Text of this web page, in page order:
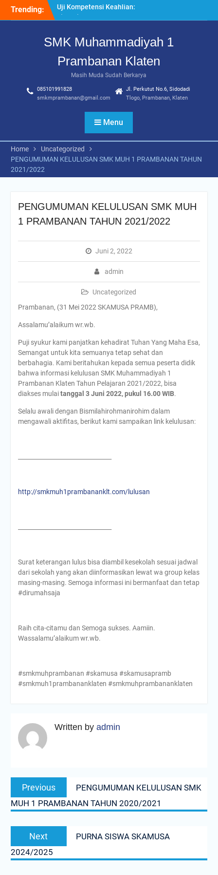
Trending:
Kompeten dan Siap Kerja
“Pesantren Ramadan”
Bermuhasabah dan
Perbaikan Diri
205 Murid Baru Ikuti Fortasi
Muhammadiyah 1
Prambanan Klaten Perkuat
Komitmen Sekolah Ramah
SMK Muhammadiyah 1
Prambanan Klaten
Masih Muda Sudah Berkarya
085101991828
smkmprambanan@gmail.com
Jl. Perkutut No.6, Sidodadi
Tlogo, Prambanan, Klaten
Menu
Home
Uncategorized
PENGUMUMAN KELULUSAN SMK MUH 1 PRAMBANAN TAHUN
2021/2022
PENGUMUMAN KELULUSAN SMK MUH
1 PRAMBANAN TAHUN 2021/2022
Juni 2, 2022
admin
Uncategorized
Prambanan, (31 Mei 2022 SKAMUSA PRAMB),
Assalamu’alaikum wr.wb.
Puji syukur kami panjatkan kehadirat Tuhan Yang Maha Esa,
Semangat untuk kita semuanya tetap sehat dan
berbahagia. Kami beritahukan kepada semua peserta didik
bahwa informasi kelulusan SMK Muhammadiyah 1
Prambanan Klaten Tahun Pelajaran 2021/2022, bisa
diakses mulaitanggal 3 Juni 2022, pukul 16.00 WIB.
Selalu awali dengan Bismilahirohmanirohim dalam
mengawali aktifitas, berikut kami sampaikan link kelulusan:
http://smkmuh1prambananklt.com/lulusan
Surat keterangan lulus bisa diambil kesekolah sesuai jadwal
dari sekolah yang akan diinformasikan lewat wa group kelas
masing-masing. Semoga informasi ini bermanfaat dan tetap
#dirumahsaja
Raih cita-citamu dan Semoga sukses. Aamiin.
Wassalamu’alaikum wr.wb.
#smkmuhprambanan #skamusa #skamusapramb
#smkmuh1prambananklaten #smkmuhprambananklaten
Written by admin
Navigasi
posPrevious
post:
PENGUMUMAN KELULUSAN SMK
MUH 1 PRAMBANAN TAHUN 2020/2021
Next
post:
PURNA SISWA SKAMUSA
2024/2025